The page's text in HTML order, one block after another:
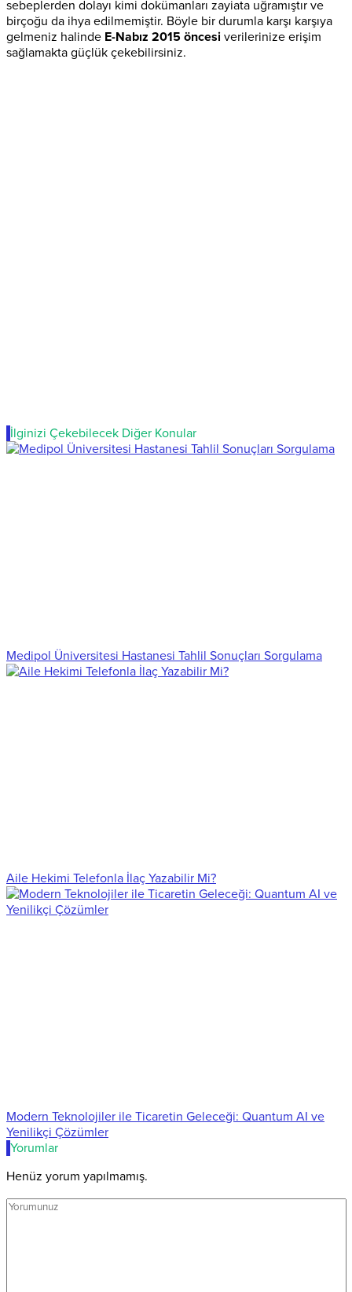
sebeplerden dolayı kimi dokümanları zayiata uğramıştır ve
birçoğu da ihya edilmemiştir. Böyle bir durumla karşı karşıya
gelmeniz halinde E-Nabız 2015 öncesi verilerinize erişim
sağlamakta güçlük çekebilirsiniz.
İlginizi Çekebilecek Diğer Konular
Medipol Üniversitesi Hastanesi Tahlil Sonuçları Sorgulama
Aile Hekimi Telefonla İlaç Yazabilir Mi?
Modern Teknolojiler ile Ticaretin Geleceği: Quantum AI ve
Yenilikçi Çözümler
Yorumlar
Henüz yorum yapılmamış.